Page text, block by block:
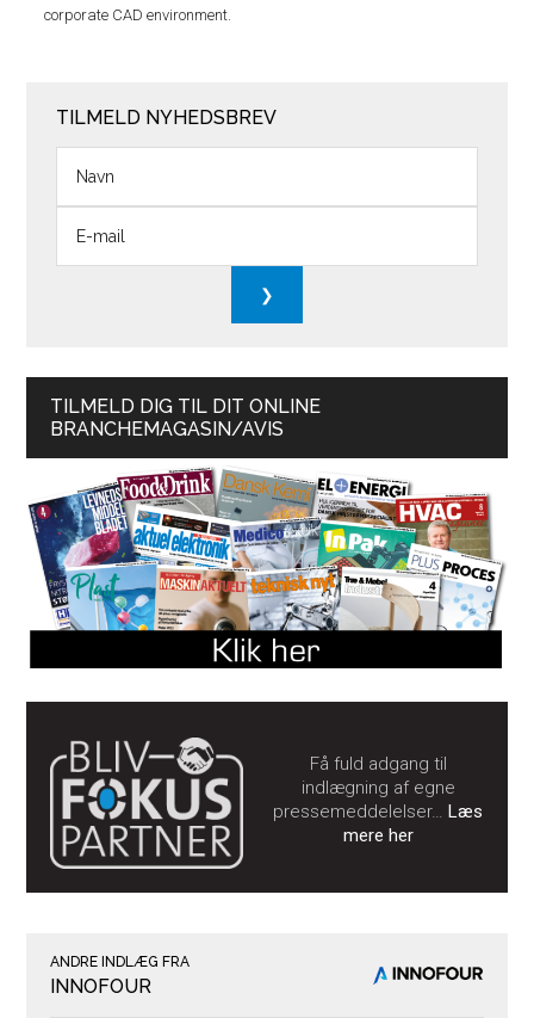
corporate CAD environment.
TILMELD NYHEDSBREV
TILMELD DIG TIL DIT ONLINE
BRANCHEMAGASIN/AVIS
Få fuld adgang til
indlægning af egne
pressemeddelelser…Læs
mere her
ANDRE INDLÆG FRA
INNOFOUR